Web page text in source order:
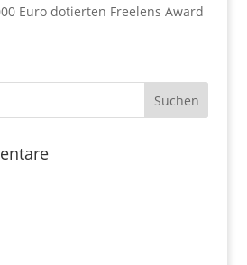
Euro dotierten Freelens Award